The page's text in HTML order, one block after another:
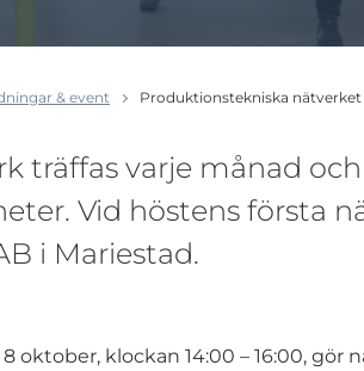
& event Produktionstekniska
träffas varje månad
Vid höstens första
i Mariestad.
oktober, klockan 14:00 – 16:00, gör